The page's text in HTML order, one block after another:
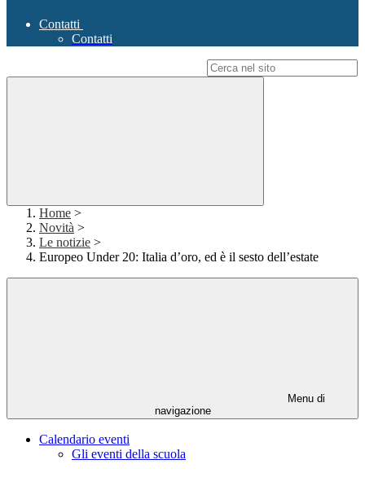
Contatti
Contatti
Home >
Novità >
Le notizie >
Europeo Under 20: Italia d’oro, ed è il sesto dell’estate
Menu di
navigazione
Calendario eventi
Gli eventi della scuola